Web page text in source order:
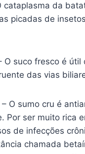
cataplasma da
picadas de
O suco fresco é útil
das vias
– O sumo cru é
Por ser muito rica
de infecções
chamada